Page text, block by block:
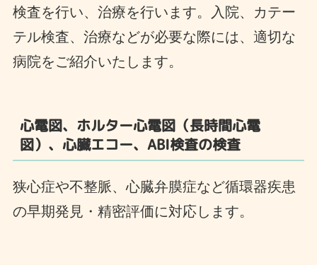
検査を行い、治療を行います。入院、カテー
テル検査、治療などが必要な際には、適切な
病院をご紹介いたします。
心電図、ホルター心電図（長時間心電
図）、心臓エコー、ABI検査の検査
狭心症や不整脈、心臓弁膜症など循環器疾患
の早期発見・精密評価に対応します。